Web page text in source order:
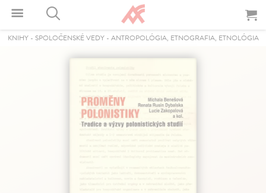
KNIHY- SPOLOČENSKÉ VEDY- ANTROPOLÓGIA, ETNOGRAFIA, ETNOLÓGIA